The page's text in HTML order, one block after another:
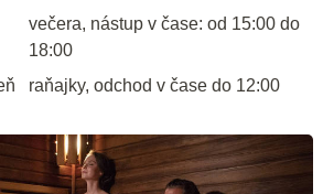
večera, nástup v čase: od 15:00 do
18:00
raňajky, odchod v čase do 12:00